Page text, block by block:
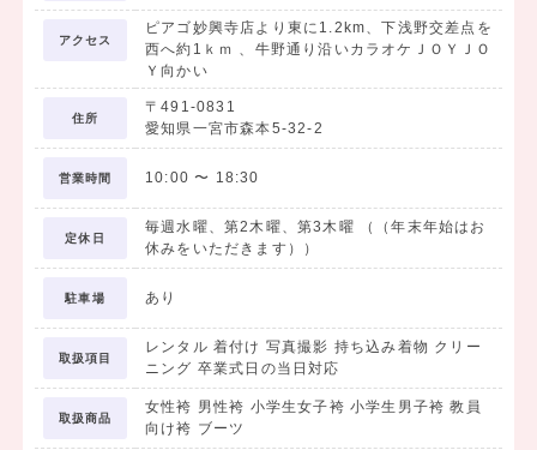
【小学生の方必見！】
①袴は小学生割引適用で５０％OFF！！
お得に可愛い袴をレンタルできる。
【教員の方必見！】
生徒さんの門出をお祝いする教員の皆様にも嬉しい割引つき！
＊お友達と同時ご契約の場合は”お友達割引”実施！前撮り写真もお友
達と撮影可能です☆
－－－－－－－－－－－－－－－－－－－－－－－－－－－－－－－
－－－－－－－－－－－－－－
【当日のヘア・着付けについて】
お衣裳をレンタルされたお客様には当日のヘア・着付けのご予約もし
アクセス
ピアゴ妙興寺店より東に1.2km、下浅野交差点を
西へ約1ｋｍ 、牛野通り沿いカラオケＪＯＹＪＯ
Ｙ向かい
住所
〒491-0831
愛知県一宮市森本5-32-2
営業時間 10:00 〜 18:30
定休日
毎週水曜、第2木曜、第3木曜 （（年末年始はお
休みをいただきます））
駐車場 あり
取扱項目
レンタル 着付け 写真撮影 持ち込み着物 クリー
ニング 卒業式日の当日対応
取扱商品
女性袴 男性袴 小学生女子袴 小学生男子袴 教員
向け袴 ブーツ